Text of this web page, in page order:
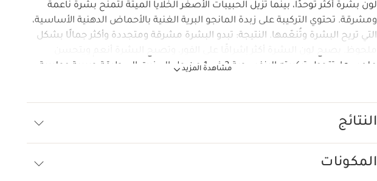
مشاهدة المزيد
لون بشرة أكثر توحدًا، بينما تزيل الحبيبات الأصغر الخلايا الميتة لتمنح بشرة ناعمة
ومشرقة. تحتوي التركيبة على زبدة المانجو البرية الغنية بالأحماض الدهنية الأساسية،
التي تريح البشرة وتُنعّمها. النتيجة: تبدو البشرة مشرقة ومتجددة وأكثر جمالًا بشكل
ملمسها. تتحول تركيبته البنفسجية 2 في 1 من جل إلى زيت إلى طبقة حريرية وحليبية
النتائج
المكونات